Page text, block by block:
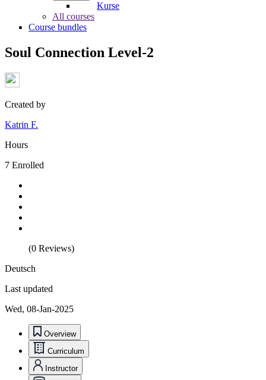
Kurse
All courses
Course bundles
Soul Connection Level-2
Created by
Katrin F.
Hours
7 Enrolled
(0 Reviews)
Deutsch
Last updated
Wed, 08-Jan-2025
Overview
Curriculum
Instructor